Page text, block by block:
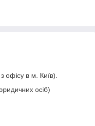
офісу в м. Київ).
осіб)